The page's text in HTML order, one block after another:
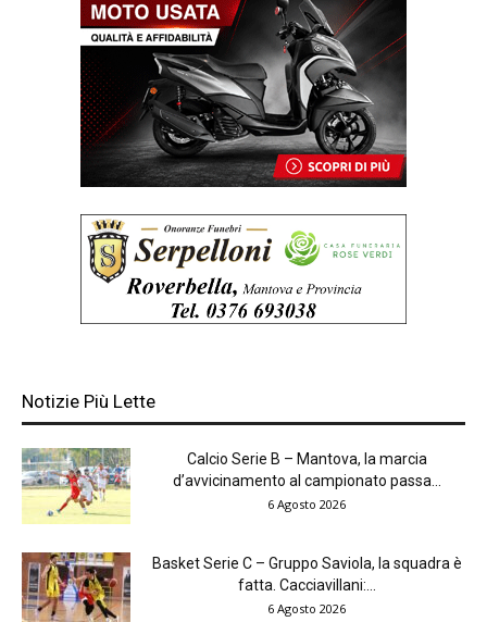
Notizie Più Lette
Calcio Serie B – Mantova, la marcia
d’avvicinamento al campionato passa...
6 Agosto 2026
Basket Serie C – Gruppo Saviola, la squadra è
fatta. Cacciavillani:...
6 Agosto 2026